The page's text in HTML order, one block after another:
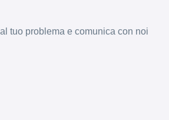
tuo problema e comunica con noi